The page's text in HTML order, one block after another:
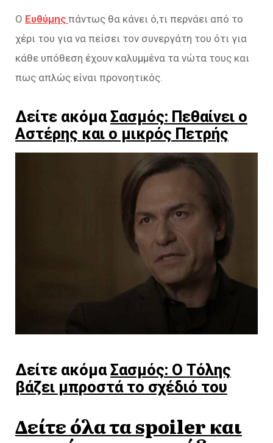
Ο Ευθύμης πάντως θα κάνει ό,τι περνάει από το
χέρι του για να πείσει τον συνεργάτη του ότι για
κάθε υπόθεση έχουν καλυμμένα τα νώτα τους και
πως απλώς είναι προνοητικός.
Δείτε ακόμαΣασμός: Πεθαίνει ο
Αστέρης και ο μικρός Πετρής
Δείτε ακόμαΣασμός: Ο Τόλης
βάζει μπροστά το σχέδιό του
Δείτε όλα τα spoiler και